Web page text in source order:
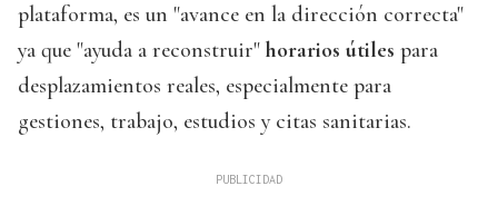
plataforma, es un "avance en la dirección correcta"
ya que "ayuda a reconstruir" horarios útiles para
desplazamientos reales, especialmente para
gestiones, trabajo, estudios y citas sanitarias.